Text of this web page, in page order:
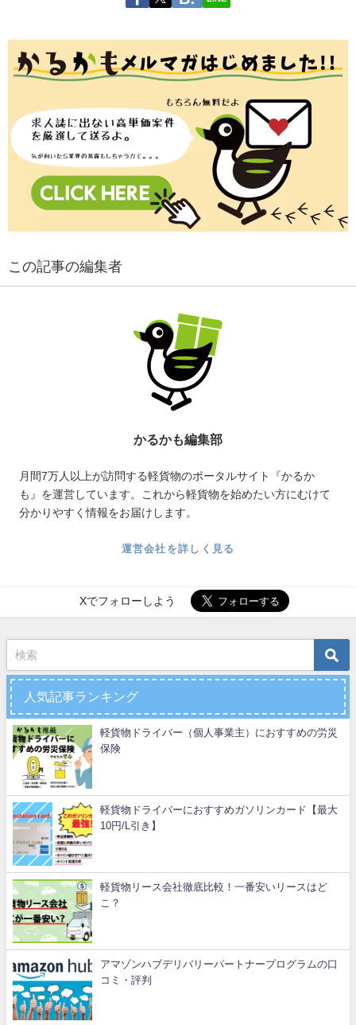
この記事の編集者
かるかも編集部
月間7万人以上が訪問する軽貨物のポータルサイト『かるか
も』を運営しています。これから軽貨物を始めたい方にむけて
分かりやすく情報をお届けします。
運営会社を詳しく見る
Xでフォローしよう
人気記事ランキング
軽貨物ドライバー（個人事業主）におすすめの労災
保険
軽貨物ドライバーにおすすめガソリンカード【最大
10円/L引き】
軽貨物リース会社徹底比較！一番安いリースはど
こ？
アマゾンハブデリバリーパートナープログラムの口
コミ・評判